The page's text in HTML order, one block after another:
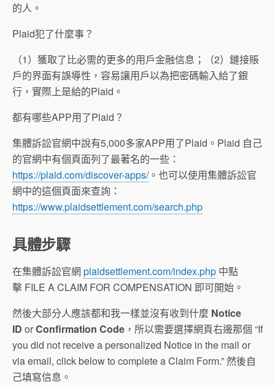
的人。
Plaid犯了什麼事？
（1）獲取了比必需的更多的用戶金融信息；（2）鏈接賬
戶的界面有誤導性，容易讓用戶以為把密碼輸入給了銀
行，實際上是給的Plaid。
都有哪些APP用了Plaid？
集體訴訟官網中說有5,000多家APP用了Plaid。Plaid 自己
的官網中有個頁面列了最著名的一些：
https://plaid.com/discover-apps/。也可以使用集體訴訟官
網中的這個頁面來查詢：
https://www.plaidsettlement.com/search.php
具體步驟
在集體訴訟官網 plaidsettlement.com/index.php 中點
擊 FILE A CLAIM FOR COMPENSATION 即可開始。
然後大部分人應該都和我一樣並沒有收到什麼 Notice
ID orConfirmation Code ，所以需要選擇網頁右邊那個 “If
you did not receive a personalized Notice in the mail or
via email, click below to complete a Claim Form.” 然後自
己填寫信息。